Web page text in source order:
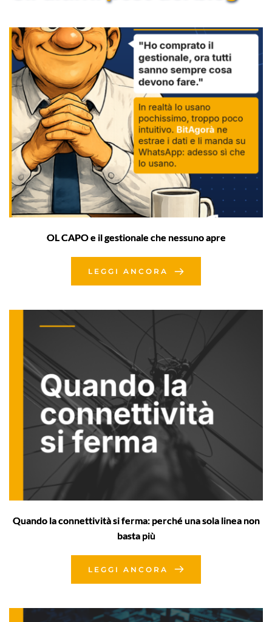
OL CAPO e il gestionale che nessuno apre
LEGGI ANCORA
Quando la connettività si ferma: perché una sola linea non
basta più
LEGGI ANCORA